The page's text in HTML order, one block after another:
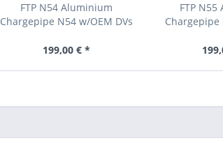
FTP N54 Aluminium
Chargepipe N54 w/OEM DVs
199,00 € *
FTP
Chargepipe